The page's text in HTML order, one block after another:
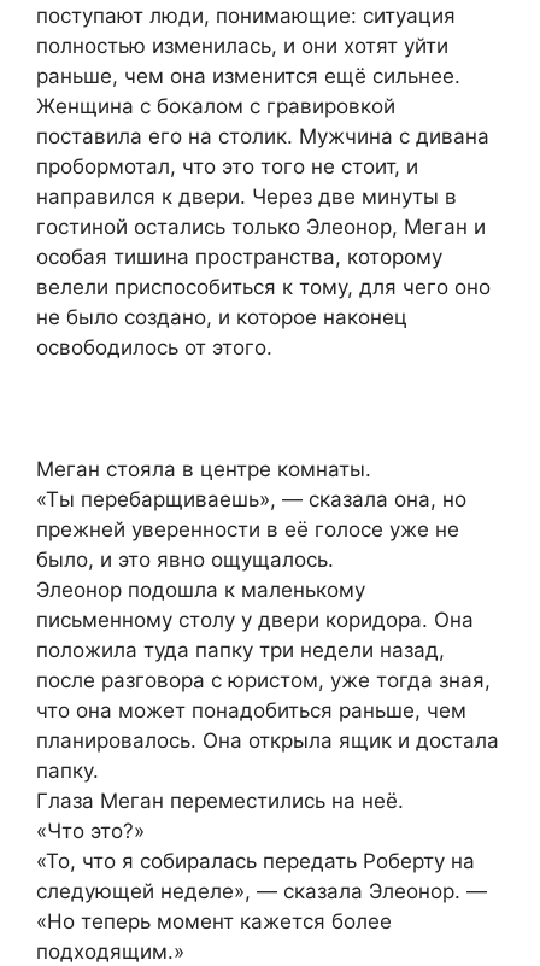
поступают люди, понимающие: ситуация
полностью изменилась, и они хотят уйти
раньше, чем она изменится ещё сильнее.
Женщина с бокалом с гравировкой
поставила его на столик. Мужчина с дивана
пробормотал, что это того не стоит, и
направился к двери. Через две минуты в
гостиной остались только Элеонор, Меган и
особая тишина пространства, которому
велели приспособиться к тому, для чего оно
не было создано, и которое наконец
освободилось от этого.
Меган стояла в центре комнаты.
«Ты перебарщиваешь», — сказала она, но
прежней уверенности в её голосе уже не
было, и это явно ощущалось.
Элеонор подошла к маленькому
письменному столу у двери коридора. Она
положила туда папку три недели назад,
после разговора с юристом, уже тогда зная,
что она может понадобиться раньше, чем
планировалось. Она открыла ящик и достала
папку.
Глаза Меган переместились на неё.
«Что это?»
«То, что я собиралась передать Роберту на
следующей неделе», — сказала Элеонор. —
«Но теперь момент кажется более
подходящим.»